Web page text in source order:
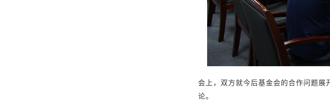
会上，双方就今后基金会的合作问题
论。